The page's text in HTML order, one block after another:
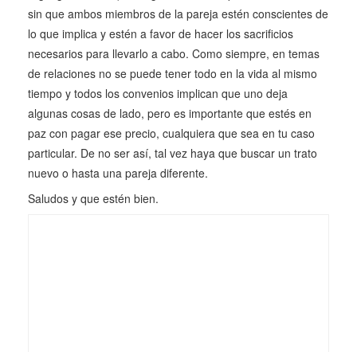
sin que ambos miembros de la pareja estén conscientes de
lo que implica y estén a favor de hacer los sacrificios
necesarios para llevarlo a cabo. Como siempre, en temas
de relaciones no se puede tener todo en la vida al mismo
tiempo y todos los convenios implican que uno deja
algunas cosas de lado, pero es importante que estés en
paz con pagar ese precio, cualquiera que sea en tu caso
particular. De no ser así, tal vez haya que buscar un trato
nuevo o hasta una pareja diferente.
Saludos y que estén bien.